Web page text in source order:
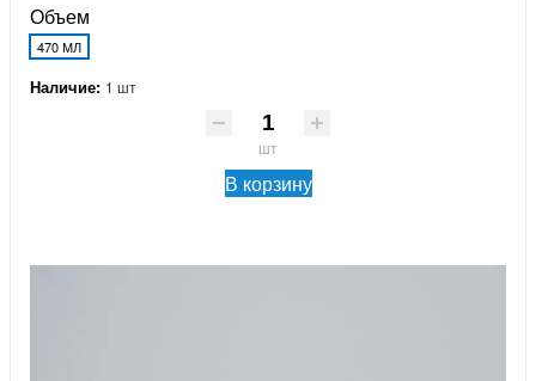
Объем
470 МЛ
Наличие: 1 шт
шт
В корзину